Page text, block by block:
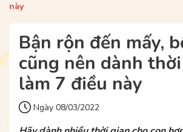
này
Bận rộn đến mấy,
cũng nên dành
làm 7 điều này
Ngày 08/03/2022